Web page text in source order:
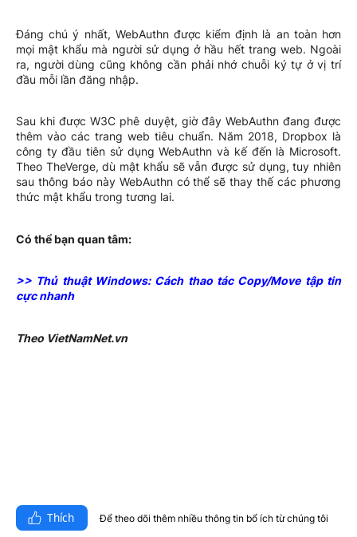
Đáng chú ý nhất, WebAuthn được kiểm định là an toàn hơn
mọi mật khẩu mà người sử dụng ở hầu hết trang web. Ngoài
ra, người dùng cũng không cần phải nhớ chuỗi ký tự ở vị trí
đầu mỗi lần đăng nhập.
Sau khi được W3C phê duyệt, giờ đây WebAuthn đang được
thêm vào các trang web tiêu chuẩn. Năm 2018, Dropbox là
công ty đầu tiên sử dụng WebAuthn và kế đến là Microsoft.
Theo TheVerge, dù mật khẩu sẽ vẫn được sử dụng, tuy nhiên
sau thông báo này WebAuthn có thể sẽ thay thế các phương
thức mật khẩu trong tương lai.
Có thể bạn quan tâm:
>> Thủ thuật Windows: Cách thao tác Copy/Move tập tin
cực nhanh
Theo VietNamNet.vn
Thích Để theo dõi thêm nhiều thông tin bổ ích từ chúng tôi​